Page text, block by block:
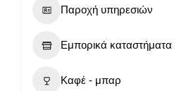
Παροχή υπηρεσιών
Εμπορικά καταστήματα
Καφέ - μπαρ